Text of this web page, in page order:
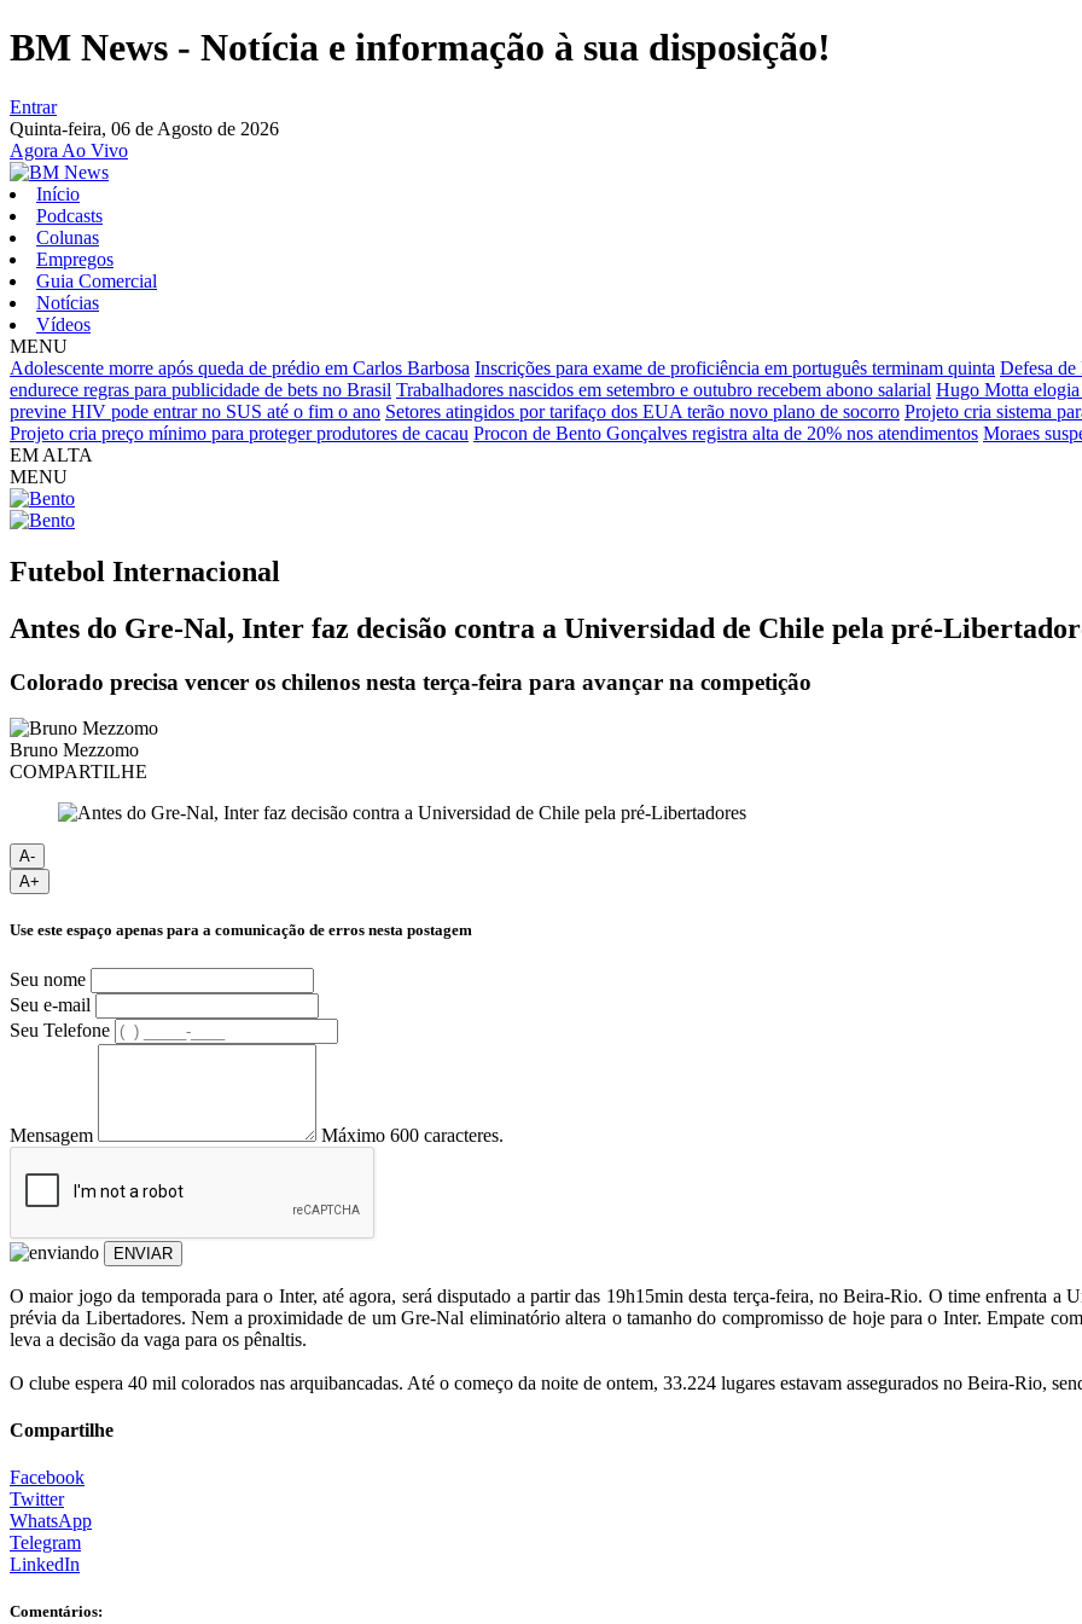
BM News - Notícia e informação à sua disposição!
Entrar
Quinta-feira, 06 de Agosto de 2026
Agora Ao Vivo
Início
Podcasts
Colunas
Empregos
Guia Comercial
Notícias
Vídeos
MENU
Adolescente morre após queda de prédio em Carlos Barbosa Inscrições para exame de proficiência em português terminam quinta Defesa de
endurece regras para publicidade de bets no Brasil Trabalhadores nascidos em setembro e outubro recebem abono salarial Hugo Motta elogia
previne HIV pode entrar no SUS até o fim o ano Setores atingidos por tarifaço dos EUA terão novo plano de socorro Projeto cria sistema
Projeto cria preço mínimo para proteger produtores de cacau Procon de Bento Gonçalves registra alta de 20% nos atendimentos Moraes
EM ALTA
MENU
Futebol Internacional
Antes do Gre-Nal, Inter faz decisão contra a Universidad de Chile pela pré-
Colorado precisa vencer os chilenos nesta terça-feira para avançar na competição
Bruno Mezzomo
COMPARTILHE
A-
A+
Use este espaço apenas para a comunicação de erros nesta postagem
Seu nome
Seu e-mail
Seu Telefone
Mensagem Máximo 600 caracteres.
ENVIAR
O maior jogo da temporada para o Inter, até agora, será disputado a partir das 19h15min desta terça-feira, no Beira-Rio. O time enfrenta a
prévia da Libertadores. Nem a proximidade de um Gre-Nal eliminatório altera o tamanho do compromisso de hoje para o Inter. Empate
leva a decisão da vaga para os pênaltis.
O clube espera 40 mil colorados nas arquibancadas. Até o começo da noite de ontem, 33.224 lugares estavam assegurados no Beira-Rio,
Compartilhe
Facebook
Twitter
WhatsApp
Telegram
LinkedIn
Comentários: